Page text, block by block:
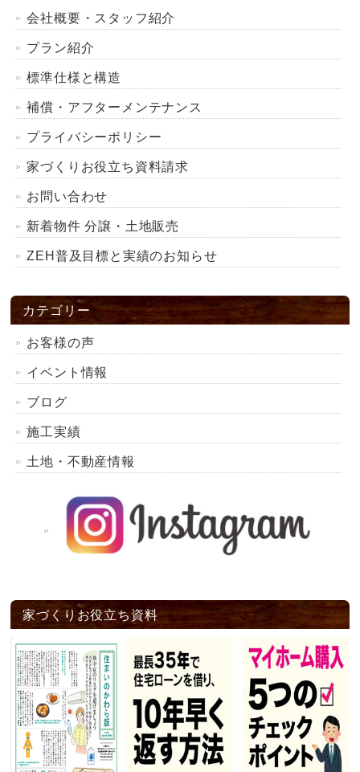
会社概要・スタッフ紹介
プラン紹介
標準仕様と構造
補償・アフターメンテナンス
プライバシーポリシー
家づくりお役立ち資料請求
お問い合わせ
新着物件 分譲・土地販売
ZEH普及目標と実績のお知らせ
カテゴリー
お客様の声
イベント情報
ブログ
施工実績
土地・不動産情報
家づくりお役立ち資料